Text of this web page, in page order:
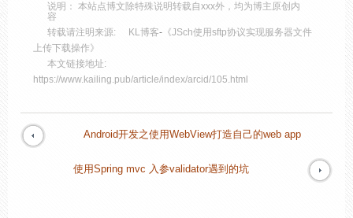
说明： 本站点博文除特殊说明转载自xxx外，均为博主原创内
容
转载请注明来源:
KL博客- 《JSch使用sftp协议实现服务器文件
上传下载操作》
本文链接地址:
https://www.kailing.pub/article/index/arcid/105.html
Android开发之使用WebView打造自己的web app
使用Spring mvc 入参validator遇到的坑